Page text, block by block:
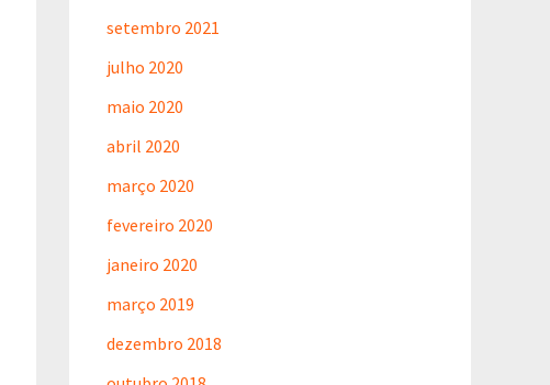
setembro 2021
julho 2020
maio 2020
abril 2020
março 2020
fevereiro 2020
janeiro 2020
março 2019
dezembro 2018